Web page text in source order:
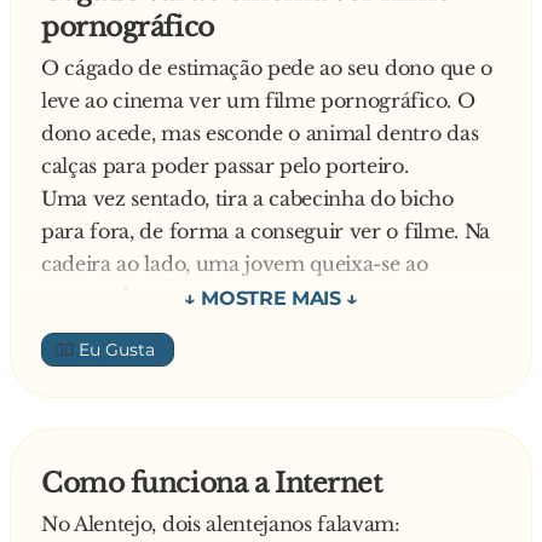
- Nah… Eu desisto! Leve lá o pato!
pornográfico
O cágado de estimação pede ao seu dono que o
leve ao cinema ver um filme pornográfico. O
dono acede, mas esconde o animal dentro das
calças para poder passar pelo porteiro.
Uma vez sentado, tira a cabecinha do bicho
para fora, de forma a conseguir ver o filme. Na
cadeira ao lado, uma jovem queixa-se ao
- Amor, este rapaz que está sentado aqui ao meu
lado tem o coiso de fora!
E responde o namorado:
- Não ligues querida. O rapaz entusiasmou-se
de fora amorzinho.
E diz a namorada:
👍🏼
Como funciona a Internet
No Alentejo, dois alentejanos falavam: